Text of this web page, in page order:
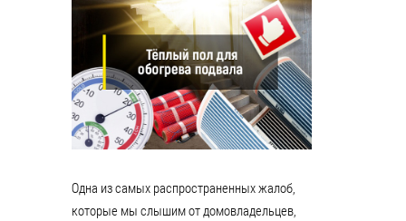
Одна из самых распространенных жалоб,
которые мы слышим от домовладельцев,